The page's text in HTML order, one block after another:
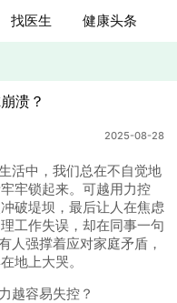
找医生 健康头条
溃？
2025-08-28
中，我们总在不自觉地
牢锁起来。可越用力控
破堤坝，最后让人在焦虑
工作失误，却在同事一句
人强撑着应对家庭矛盾，
地上大哭。
越容易失控？